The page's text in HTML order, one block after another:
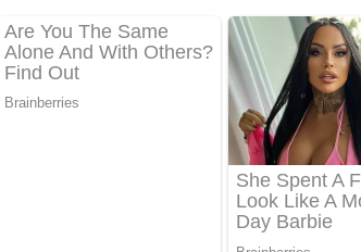
- ආයේ ලංවීලා ගීතයේ පද පෙළ
Lyrics - ආල පුරන්නට ගීතයේ පද පෙළ
- Alex Warren
Lyrics - අප හමුවී ගීතයේ පද පෙළ